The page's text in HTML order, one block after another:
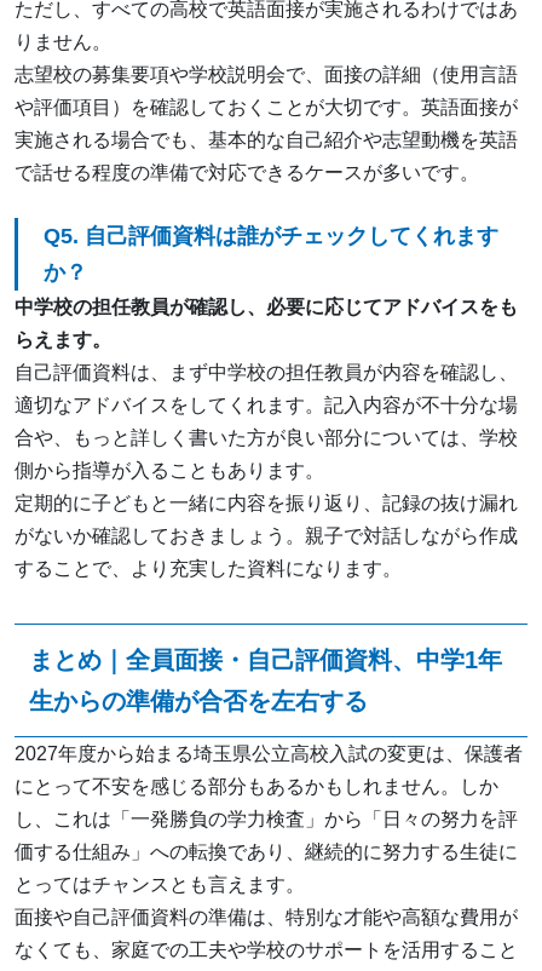
ただし、すべての高校で英語面接が実施されるわけではあ
りません。
志望校の募集要項や学校説明会で、面接の詳細（使用言語
や評価項目）を確認しておくことが大切です。英語面接が
実施される場合でも、基本的な自己紹介や志望動機を英語
で話せる程度の準備で対応できるケースが多いです。
Q5. 自己評価資料は誰がチェックしてくれます
か？
中学校の担任教員が確認し、必要に応じてアドバイスをも
らえます。
自己評価資料は、まず中学校の担任教員が内容を確認し、
適切なアドバイスをしてくれます。記入内容が不十分な場
合や、もっと詳しく書いた方が良い部分については、学校
側から指導が入ることもあります。
定期的に子どもと一緒に内容を振り返り、記録の抜け漏れ
がないか確認しておきましょう。親子で対話しながら作成
することで、より充実した資料になります。
まとめ｜全員面接・自己評価資料、中学1年
生からの準備が合否を左右する
2027年度から始まる埼玉県公立高校入試の変更は、保護者
にとって不安を感じる部分もあるかもしれません。しか
し、これは「一発勝負の学力検査」から「日々の努力を評
価する仕組み」への転換であり、継続的に努力する生徒に
とってはチャンスとも言えます。
面接や自己評価資料の準備は、特別な才能や高額な費用が
なくても、家庭での工夫や学校のサポートを活用すること